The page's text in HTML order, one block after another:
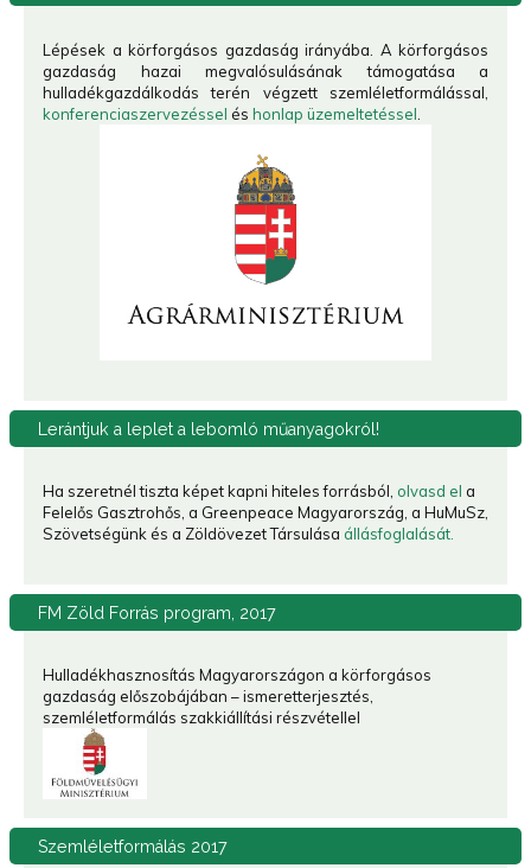
Lépések a körforgásos gazdaság irányába. A körforgásos
gazdaság hazai megvalósulásának támogatása a
hulladékgazdálkodás terén végzett szemléletformálással,
konferenciaszervezéssel és honlap üzemeltetéssel
Lerántjuk a leplet a lebomló műanyagokról!
Ha szeretnél tiszta képet kapni hiteles forrásból, olvasd el a
Felelős Gasztrohős, a Greenpeace Magyarország, a HuMuSz,
Szövetségünk és a Zöldövezet Társulása állásfoglalását.
FM Zöld Forrás program, 2017
Hulladékhasznosítás Magyarországon a körforgásos
gazdaság előszobájában – ismeretterjesztés,
szemléletformálás szakkiállítási részvétellel
Szemléletformálás 2017